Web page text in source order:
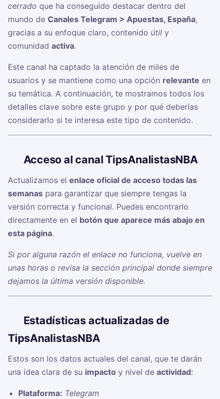
cerrado que ha conseguido destacar dentro del
mundo de Canales Telegram > Apuestas, España,
gracias a su enfoque claro, contenido útil y
comunidad activa.
Este canal ha captado la atención de miles de
usuarios y se mantiene como una opción relevante en
su temática. A continuación, te mostramos todos los
detalles clave sobre este grupo y por qué deberías
considerarlo si te interesa este tipo de contenido.
Acceso al canal TipsAnalistasNBA
Actualizamos el enlace oficial de acceso todas las
semanas para garantizar que siempre tengas la
versión correcta y funcional. Puedes encontrarlo
directamente en el botón que aparece más abajo en
esta página.
Si por alguna razón el enlace no funciona, vuelve en
unas horas o revisa la sección principal donde siempre
dejamos la última versión disponible.
Estadísticas actualizadas de
TipsAnalistasNBA
Estos son los datos actuales del canal, que te darán
una idea clara de su impacto y nivel de actividad:
Plataforma: Telegram